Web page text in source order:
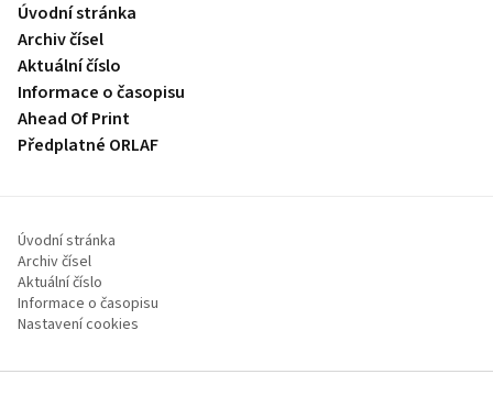
Úvodní stránka
Archiv čísel
Aktuální číslo
Informace o časopisu
Ahead Of Print
Předplatné ORLAF
Úvodní stránka
Archiv čísel
Aktuální číslo
Informace o časopisu
Nastavení cookies